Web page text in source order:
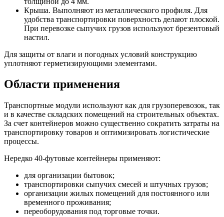
Крыша. Выполняют из металлического профиля. Для
удобства транспортировки поверхность делают плоской.
При перевозке сыпучих грузов используют брезентовый
настил.
Для защиты от влаги и погодных условий конструкцию
уплотняют герметизирующими элементами.
Области применения
Транспортные модули используют как для грузоперевозок, так
и в качестве складских помещений на строительных объектах.
За счет контейнеров можно существенно сократить затраты на
транспортировку товаров и оптимизировать логистические
процессы.
Нередко 40-футовые контейнеры применяют:
для организации бытовок;
транспортировки сыпучих смесей и штучных грузов;
организации жилых помещений для постоянного или
временного проживания;
переоборудования под торговые точки.